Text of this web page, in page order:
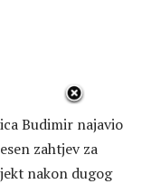
Budimir najavio
zahtjev za
nakon dugog